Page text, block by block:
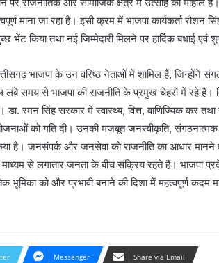
माना जा रहा है। इसी क्रम में भाजपा कार्यकर्ता रौशन
भेंट किया तथा नई जिम्मेदारी मिलने पर हार्दिक बधाई एवं
भाजपा के उन वरिष्ठ नेताओं में शामिल हैं, जिन्होंने
समय से भाजपा की राजनीति के प्रमुख चेहरों में रहे हैं।
डा. रमन सिंह सरकार में स्वास्थ्य, वित्त, वाणिज्यिक कर
को गति दी। उनकी मजबूत जनस्वीकृति, संगठनात्मक
है। जनसंपर्क और जनसेवा को राजनीति का आधार
से लगातार जनता के बीच सक्रिय रहते हैं। भाजपा
भूमिका को और प्रभावी बनाने की दिशा में महत्वपूर्ण कदम
Messenger Share via Email